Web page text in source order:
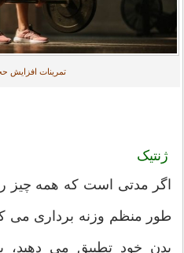
تمرینات افزایش
ژنتیک
اگر مدتی است که همه چیز
طور منظم وزنه برداری می
بدن خود تطبیق می دهید،